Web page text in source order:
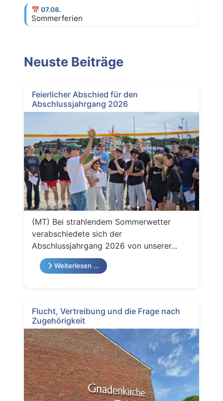
📅 07.08.
Sommerferien
Neuste Beiträge
Feierlicher Abschied für den
Abschlussjahrgang 2026
(MT) Bei strahlendem Sommerwetter
verabschiedete sich der
Abschlussjahrgang 2026 von unserer...
Weiterlesen …
Flucht, Vertreibung und die Frage nach
Zugehörigkeit